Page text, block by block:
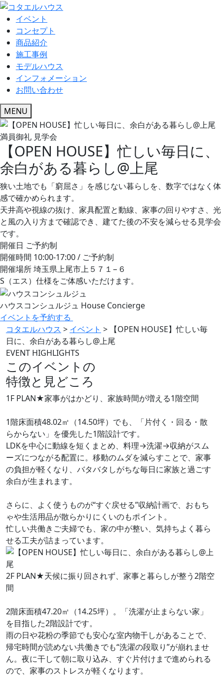
イベント
コンセプト
商品紹介
施工事例
モデルハウス
インフォメーション
お問い合わせ
MENU
満員御礼 見学会
【OPEN HOUSE】忙しい毎日に、
余白がある暮らし@上尾
狭い土地でも「窮屈さ」を感じない暮らしを、数字ではなく体
感で確かめられます。
天井高や視線の抜け、家具配置と動線、家事の回りやすさ、光
と風の入り方まで確認でき、建てた後の不安を減らせる見学会
です。
開催日 ご予約制
開催時間 10:00-17:00 / ご予約制
開催場所埼玉県上尾市上５７１−６
S（エス）仕様をご体感いただけます。
ハウスコンシュルジュ House Concierge
イベントを予約する
コタエルハウス > イベント >
【OPEN HOUSE】忙しい毎
日に、余白がある暮らし@上尾
EVENT HIGHLIGHTS
このイベントの
特徴と見どころ
1F PLAN★家事がはかどり、家族時間が増える1階空間
1階床面積48.02㎡（14.50坪）でも、「片付く・回る・散
らからない」を優先した1階設計です。
LDKを中心に動線を短くまとめ、料理→洗濯→収納がスム
ーズにつながる配置に。移動のムダを減らすことで、家事
の負担が軽くなり、バタバタしがちな毎日に家族と過ごす
余白が生まれます。
さらに、よく使うものが“すぐ戻せる”収納計画で、おもち
ゃや生活用品が散らかりにくいのもポイント。
忙しい共働きご夫婦でも、家の中が整い、気持ちよく暮ら
せる工夫が詰まっています。
2F PLAN★天候に振り回されず、家事と暮らしが整う2階空
間
2階床面積47.20㎡（14.25坪）。「洗濯が止まらない家」
を目指した2階設計です。
雨の日や花粉の季節でも安心な室内物干しがあることで、
帰宅時間が読めない共働きでも“洗濯の段取り”が崩れませ
ん。夜に干して朝に取り込み、すぐ片付けまで進められる
ので、家事のストレスが軽くなります。